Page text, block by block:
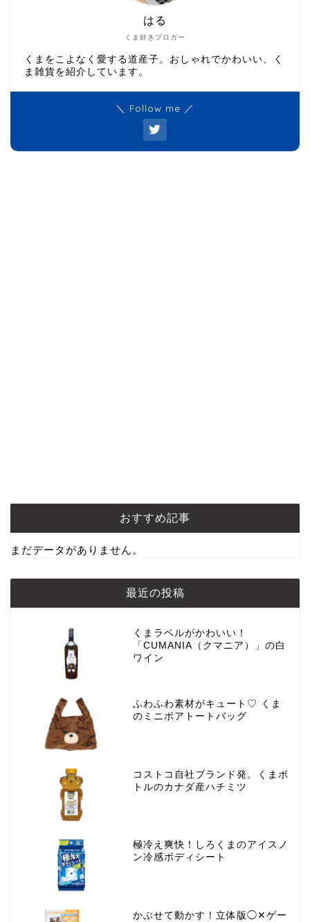
くま好きブロガー
はる
くまをこよなく愛する道産子。おしゃれでかわいい、く
ま雑貨を紹介しています。
＼ Follow me ／
おすすめ記事
まだデータがありません。
最近の投稿
くまラベルがかわいい！
「CUMANIA（クマニア）」の白
ワイン
ふわふわ素材がキュート♡ くま
のミニボアトートバッグ
コストコ自社ブランド発。くまボ
トルのカナダ産ハチミツ
極冷え爽快！しろくまのアイスノ
ン冷感ボディシート
かぶせて動かす！立体版◯✕ゲー